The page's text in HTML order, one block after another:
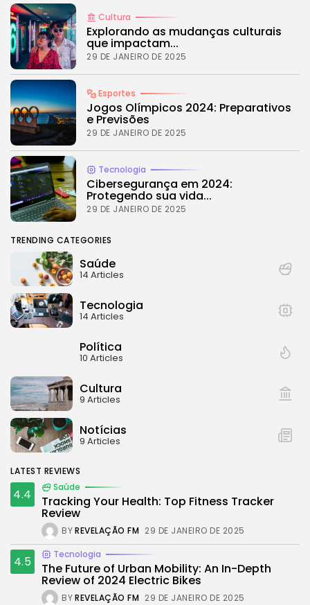
CTA Title
CTA Content
FOLLOW US
JOIN OUR COMMUNITY
Cultura
Explorando as mudanças culturais
que impactam...
29 DE JANEIRO DE 2025
Esportes
Jogos Olímpicos 2024: Preparativos
e Previsões
29 DE JANEIRO DE 2025
Tecnologia
Cibersegurança em 2024:
Protegendo sua vida...
29 DE JANEIRO DE 2025
TRENDING CATEGORIES
Saúde
14 Articles
Tecnologia
14 Articles
Política
10 Articles
Cultura
9 Articles
Notícias
9 Articles
LATEST REVIEWS
4.4 Saúde
Tracking Your Health: Top Fitness Tracker
Review
BYREVELAÇÃO FM 29 DE JANEIRO DE 2025
4.5 Tecnologia
The Future of Urban Mobility: An In-Depth
Review of 2024 Electric Bikes
BYREVELAÇÃO FM 29 DE JANEIRO DE 2025